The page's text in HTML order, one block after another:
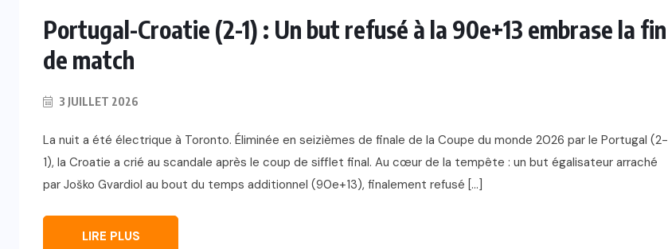
Portugal-Croatie (2-1) : Un but refusé à la 90e+13 embrase la fin
de match
3 JUILLET 2026
La nuit a été électrique à Toronto. Éliminée en seizièmes de finale de la Coupe du monde 2026 par le Portugal (2-
1), la Croatie a crié au scandale après le coup de sifflet final. Au cœur de la tempête : un but égalisateur arraché
par Joško Gvardiol au bout du temps additionnel (90e+13), finalement refusé […]
LIRE PLUS